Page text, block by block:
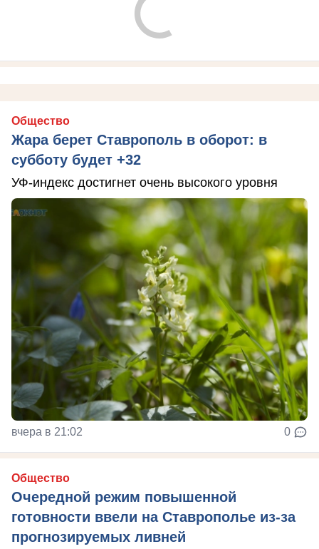
Общество
Жара берет Ставрополь в оборот: в
субботу будет +32
УФ-индекс достигнет очень высокого уровня
вчера в 21:02 0
Общество
Очередной режим повышенной
готовности ввели на Ставрополье из-за
прогнозируемых ливней